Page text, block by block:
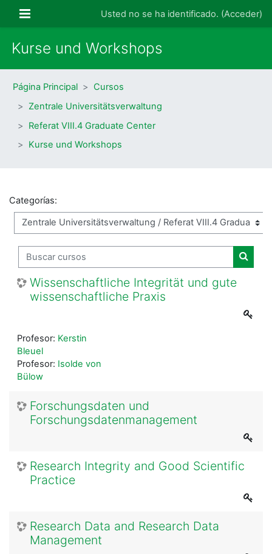
Panel lateralUsted no se ha identificado. (Acceder)
Kurse und Workshops
Página Principal
Cursos
Zentrale Universitätsverwaltung
Referat VIII.4 Graduate Center
Kurse und Workshops
Categorías:
Buscar cursos
Wissenschaftliche Integrität und gute
wissenschaftliche Praxis
Profesor: Kerstin
Bleuel
Profesor: Isolde von
Bülow
Forschungsdaten und
Forschungsdatenmanagement
Research Integrity and Good Scientific
Practice
Research Data and Research Data
Management